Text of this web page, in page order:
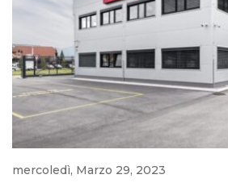
mercoledì, Marzo 29, 2023